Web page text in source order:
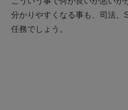
分かりやすくなる事も、司法、
任務でしょう。